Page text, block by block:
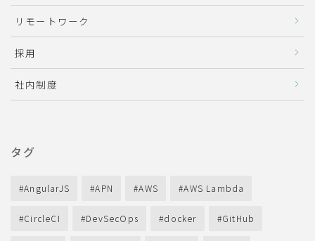
リモートワーク
採用
社内制度
タグ
AngularJS APN AWS AWS Lambda
CircleCI DevSecOps docker GitHub